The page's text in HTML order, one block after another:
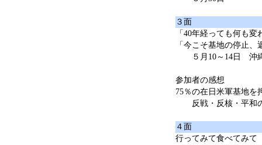
３面
「40年経っても何も
「今こそ基地の停止、
５月10～14日 沖縄
参加者の感想
75％の在日米軍基地を
反戦・反核・平和
４面
行ってみて食べてみて